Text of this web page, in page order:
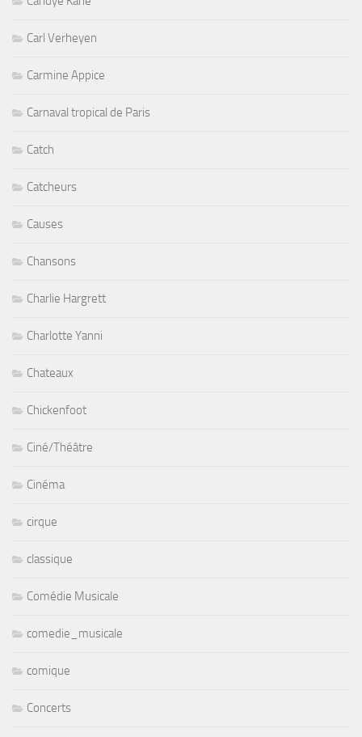
Carl Verheyen
Carmine Appice
Carnaval tropical de Paris
Catch
Catcheurs
Causes
Chansons
Charlie Hargrett
Charlotte Yanni
Chateaux
Chickenfoot
Ciné/Théâtre
Cinéma
cirque
classique
Comédie Musicale
comedie_musicale
comique
Concerts